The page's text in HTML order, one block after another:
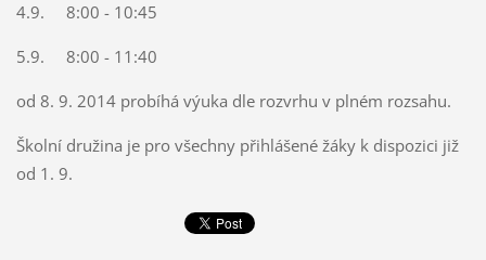
4.9. 8:00 - 10:45
5.9. 8:00 - 11:40
od 8. 9. 2014 probíhá výuka dle rozvrhu v plném rozsahu.
Školní družina je pro všechny přihlášené žáky k dispozici již
od 1. 9.